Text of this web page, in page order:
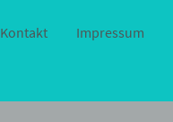
Kontakt Impressum